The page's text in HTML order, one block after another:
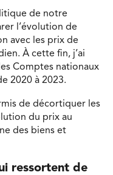
de notre
l’évolution de
avec les prix de
À cette fin, j’ai
Comptes nationaux
2020 à 2023.
de décortiquer les
du prix au
des biens et
ressortent de